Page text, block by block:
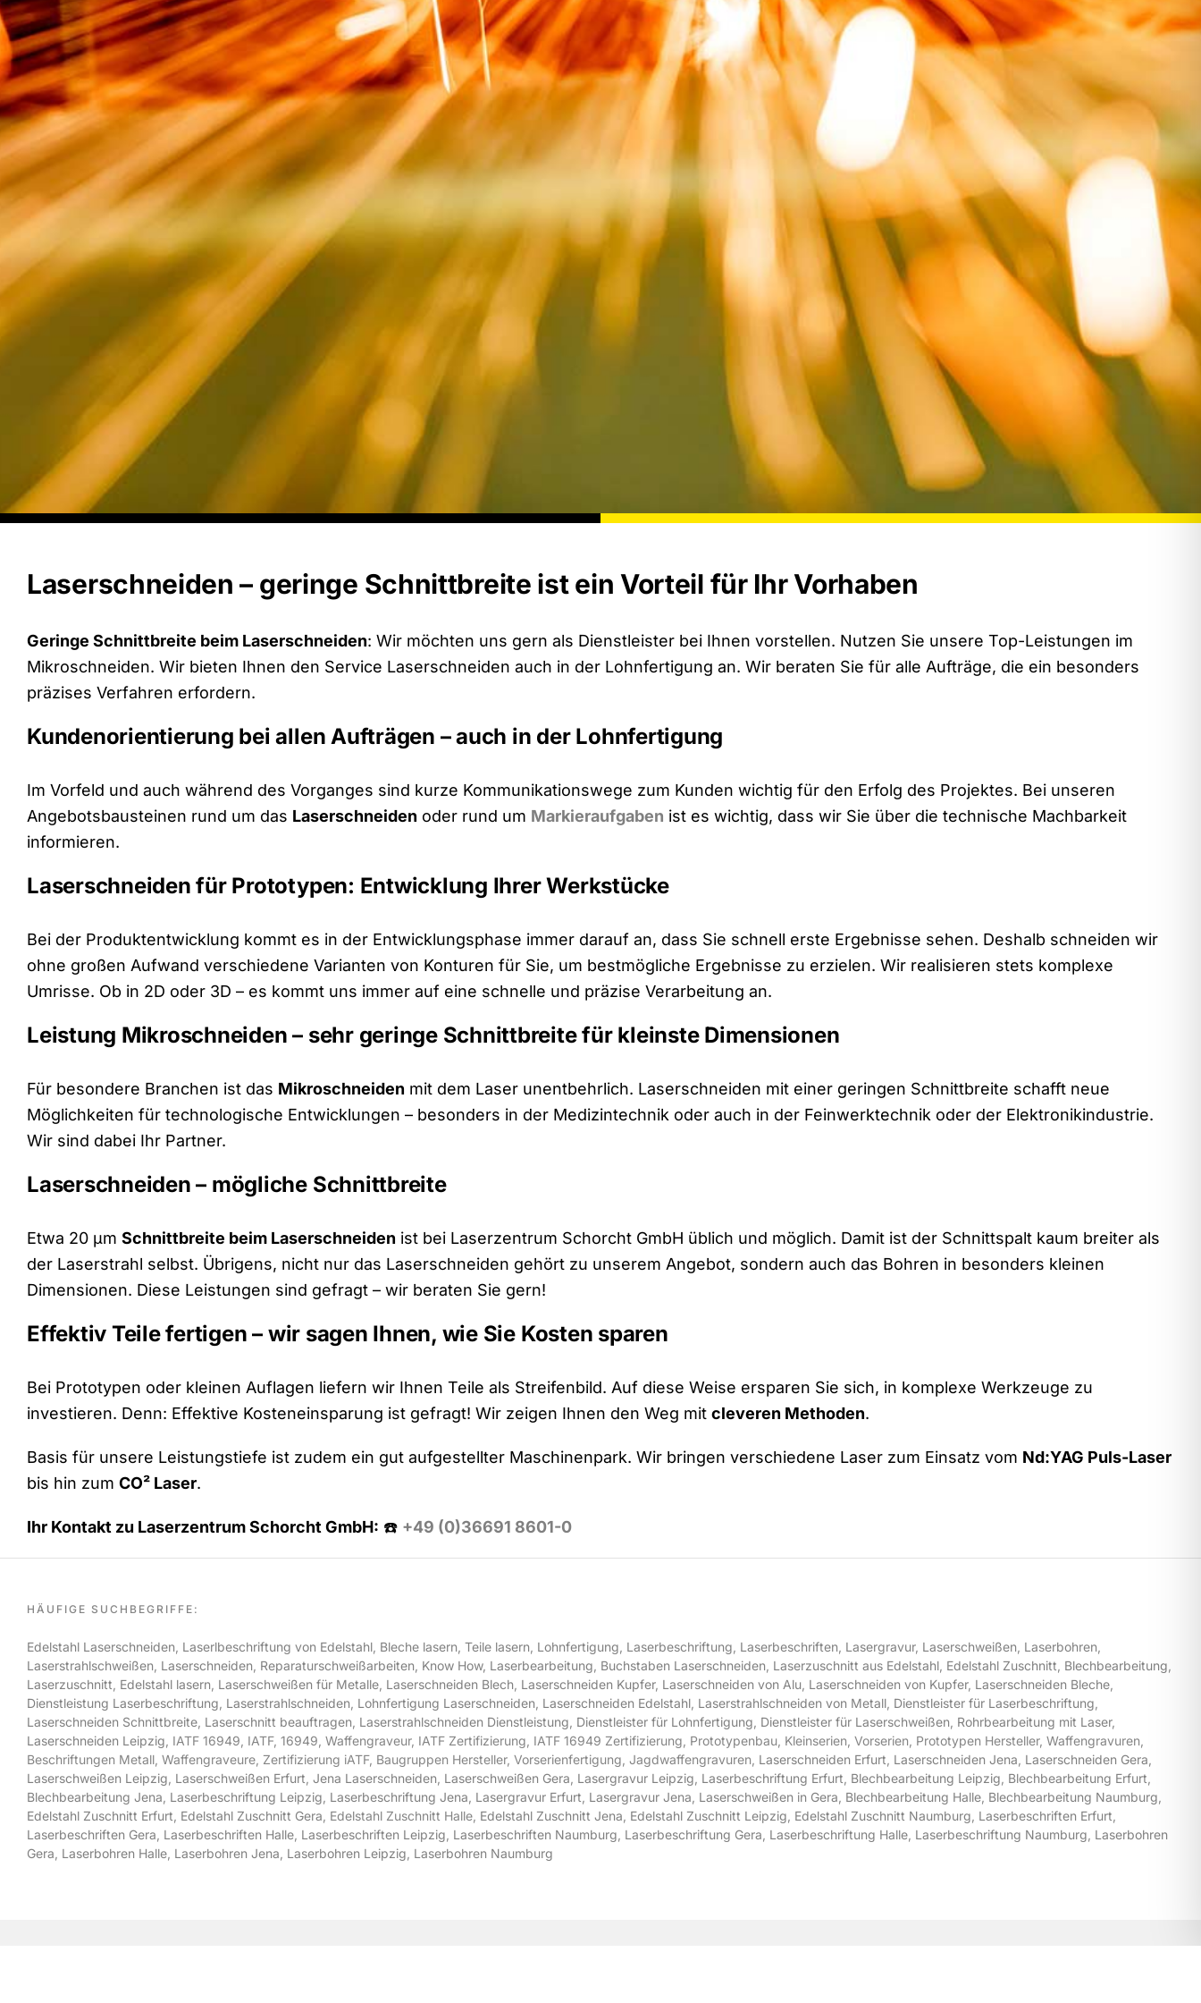
Laserschneiden – geringe Schnittbreite ist ein Vorteil für Ihr Vorhaben
Geringe Schnittbreite beim Laserschneiden: Wir möchten uns gern als Dienstleister bei Ihnen vorstellen. Nutzen Sie unsere Top-Leistungen im
Mikroschneiden. Wir bieten Ihnen den Service Laserschneiden auch in der Lohnfertigung an. Wir beraten Sie für alle Aufträge, die ein besonders
präzises Verfahren erfordern.
Kundenorientierung bei allen Aufträgen – auch in der Lohnfertigung
Im Vorfeld und auch während des Vorganges sind kurze Kommunikationswege zum Kunden wichtig für den Erfolg des Projektes. Bei unseren
Angebotsbausteinen rund um das Laserschneiden oder rund um Markieraufgaben ist es wichtig, dass wir Sie über die technische Machbarkeit
informieren.
Laserschneiden für Prototypen: Entwicklung Ihrer Werkstücke
Bei der Produktentwicklung kommt es in der Entwicklungsphase immer darauf an, dass Sie schnell erste Ergebnisse sehen. Deshalb schneiden wir
ohne großen Aufwand verschiedene Varianten von Konturen für Sie, um bestmögliche Ergebnisse zu erzielen. Wir realisieren stets komplexe
Umrisse. Ob in 2D oder 3D – es kommt uns immer auf eine schnelle und präzise Verarbeitung an.
Leistung Mikroschneiden – sehr geringe Schnittbreite für kleinste Dimensionen
Für besondere Branchen ist das Mikroschneiden mit dem Laser unentbehrlich. Laserschneiden mit einer geringen Schnittbreite schafft neue
Möglichkeiten für technologische Entwicklungen – besonders in der Medizintechnik oder auch in der Feinwerktechnik oder der Elektronikindustrie.
Wir sind dabei Ihr Partner.
Laserschneiden – mögliche Schnittbreite
Etwa 20 µm Schnittbreite beim Laserschneiden ist bei Laserzentrum Schorcht GmbH üblich und möglich. Damit ist der Schnittspalt kaum breiter als
der Laserstrahl selbst. Übrigens, nicht nur das Laserschneiden gehört zu unserem Angebot, sondern auch das Bohren in besonders kleinen
Dimensionen. Diese Leistungen sind gefragt – wir beraten Sie gern!
Effektiv Teile fertigen – wir sagen Ihnen, wie Sie Kosten sparen
Bei Prototypen oder kleinen Auflagen liefern wir Ihnen Teile als Streifenbild. Auf diese Weise ersparen Sie sich, in komplexe Werkzeuge zu
investieren. Denn: Effektive Kosteneinsparung ist gefragt! Wir zeigen Ihnen den Weg mit cleveren Methoden.
Basis für unsere Leistungstiefe ist zudem ein gut aufgestellter Maschinenpark. Wir bringen verschiedene Laser zum Einsatz vom Nd:YAG Puls-Laser
bis hin zum CO² Laser.
Ihr Kontakt zu Laserzentrum Schorcht GmbH: ☎️ +49 (0)36691 8601-0
HÄUFIGE SUCHBEGRIFFE:
Edelstahl Laserschneiden, Laserlbeschriftung von Edelstahl, Bleche lasern, Teile lasern, Lohnfertigung, Laserbeschriftung, Laserbeschriften, Lasergravur, Laserschweißen, Laserbohren,
Laserstrahlschweißen, Laserschneiden, Reparaturschweißarbeiten, Know How, Laserbearbeitung, Buchstaben Laserschneiden, Laserzuschnitt aus Edelstahl, Edelstahl Zuschnitt, Blechbearbeitung,
Laserzuschnitt, Edelstahl lasern, Laserschweißen für Metalle, Laserschneiden Blech, Laserschneiden Kupfer, Laserschneiden von Alu, Laserschneiden von Kupfer, Laserschneiden Bleche,
Dienstleistung Laserbeschriftung, Laserstrahlschneiden, Lohnfertigung Laserschneiden, Laserschneiden Edelstahl, Laserstrahlschneiden von Metall, Dienstleister für Laserbeschriftung,
Laserschneiden Schnittbreite, Laserschnitt beauftragen, Laserstrahlschneiden Dienstleistung, Dienstleister für Lohnfertigung, Dienstleister für Laserschweißen, Rohrbearbeitung mit Laser,
Laserschneiden Leipzig, IATF 16949, IATF, 16949, Waffengraveur, IATF Zertifizierung, IATF 16949 Zertifizierung, Prototypenbau, Kleinserien, Vorserien, Prototypen Hersteller, Waffengravuren,
Beschriftungen Metall, Waffengraveure, Zertifizierung iATF, Baugruppen Hersteller, Vorserienfertigung, Jagdwaffengravuren, Laserschneiden Erfurt, Laserschneiden Jena, Laserschneiden Gera,
Laserschweißen Leipzig, Laserschweißen Erfurt, Jena Laserschneiden, Laserschweißen Gera, Lasergravur Leipzig, Laserbeschriftung Erfurt, Blechbearbeitung Leipzig, Blechbearbeitung Erfurt,
Blechbearbeitung Jena, Laserbeschriftung Leipzig, Laserbeschriftung Jena, Lasergravur Erfurt, Lasergravur Jena, Laserschweißen in Gera, Blechbearbeitung Halle, Blechbearbeitung Naumburg,
Edelstahl Zuschnitt Erfurt, Edelstahl Zuschnitt Gera, Edelstahl Zuschnitt Halle, Edelstahl Zuschnitt Jena, Edelstahl Zuschnitt Leipzig, Edelstahl Zuschnitt Naumburg, Laserbeschriften Erfurt,
Laserbeschriften Gera, Laserbeschriften Halle, Laserbeschriften Leipzig, Laserbeschriften Naumburg, Laserbeschriftung Gera, Laserbeschriftung Halle, Laserbeschriftung Naumburg, Laserbohren
Gera, Laserbohren Halle, Laserbohren Jena, Laserbohren Leipzig, Laserbohren Naumburg